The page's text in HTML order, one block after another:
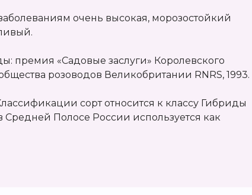
очень высокая, морозостойкий
премия «Садовые заслуги» Королевского
розоводов Великобритании RNRS, 1993.
сорт относится к классу Гибриды
Средней Полосе России используется как